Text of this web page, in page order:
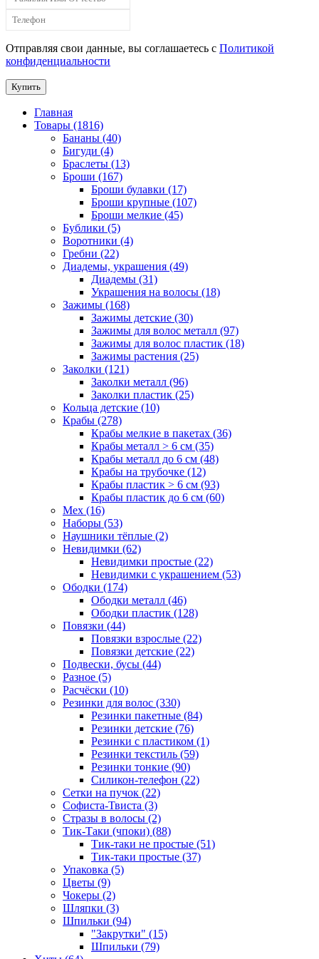
Отправляя свои данные, вы соглашаетесь с Политикой
конфиденциальности
Купить
Главная
Товары (1816)
Бананы (40)
Бигуди (4)
Браслеты (13)
Броши (167)
Броши булавки (17)
Броши крупные (107)
Броши мелкие (45)
Бублики (5)
Воротники (4)
Гребни (22)
Диадемы, украшения (49)
Диадемы (31)
Украшения на волосы (18)
Зажимы (168)
Зажимы детские (30)
Зажимы для волос металл (97)
Зажимы для волос пластик (18)
Зажимы растения (25)
Заколки (121)
Заколки металл (96)
Заколки пластик (25)
Кольца детские (10)
Крабы (278)
Крабы мелкие в пакетах (36)
Крабы металл > 6 см (35)
Крабы металл до 6 см (48)
Крабы на трубочке (12)
Крабы пластик > 6 см (93)
Крабы пластик до 6 см (60)
Мех (16)
Наборы (53)
Наушники тёплые (2)
Невидимки (62)
Невидимки простые (22)
Невидимки с украшением (53)
Ободки (174)
Ободки металл (46)
Ободки пластик (128)
Повязки (44)
Повязки взрослые (22)
Повязки детские (22)
Подвески, бусы (44)
Разное (5)
Расчёски (10)
Резинки для волос (330)
Резинки пакетные (84)
Резинки детские (76)
Резинки с пластиком (1)
Резинки текстиль (59)
Резинки тонкие (90)
Силикон-телефон (22)
Сетки на пучок (22)
Софиста-Твиста (3)
Стразы в волосы (2)
Тик-Таки (чпоки) (88)
Тик-таки не простые (51)
Тик-таки простые (37)
Упаковка (5)
Цветы (9)
Чокеры (2)
Шляпки (3)
Шпильки (94)
"Закрутки" (15)
Шпильки (79)